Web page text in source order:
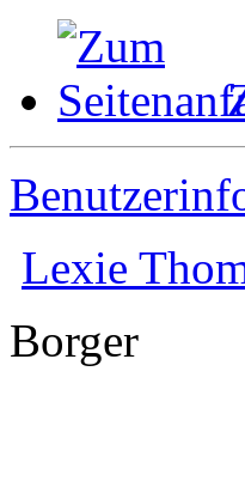
Lexie
Borger